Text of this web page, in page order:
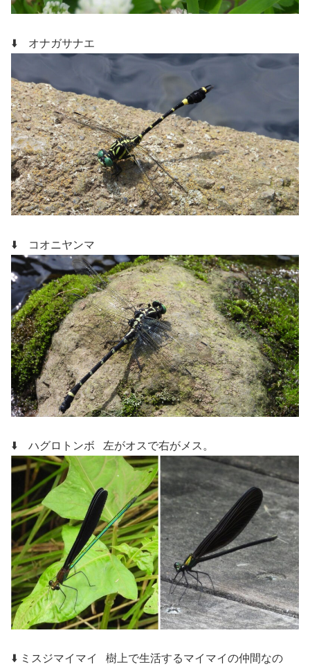
⬇️ オナガサナエ
⬇️ コオニヤンマ
⬇️ ハグロトンボ 左がオスで右がメス。
⬇️ ミスジマイマイ 樹上で生活するマイマイの仲間なの